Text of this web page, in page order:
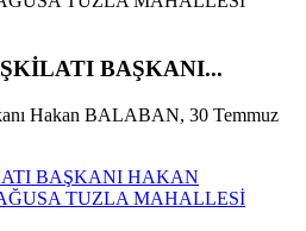
BAŞKANI...
Hakan BALABAN, 30 Temmuz
BAŞKANI HAKAN
TUZLA MAHALLESİ